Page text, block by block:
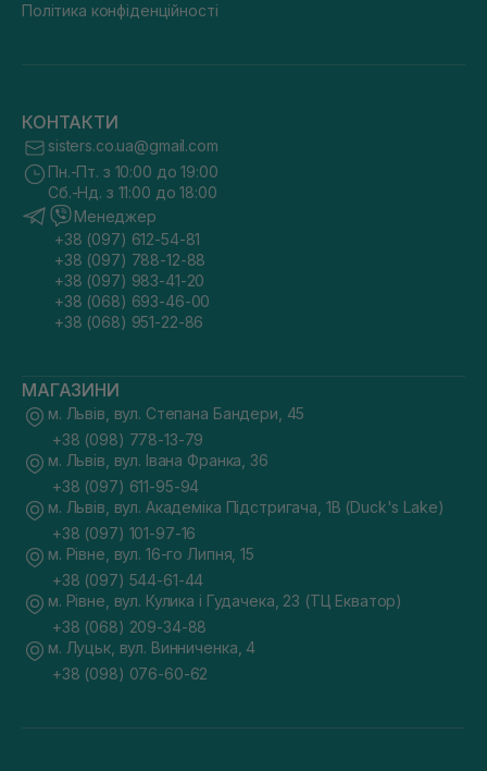
Політика конфіденційності
КОНТАКТИ
sisters.co.ua@gmail.com
Пн.-Пт. з 10:00 до 19:00
Сб.-Нд. з 11:00 до 18:00
Менеджер
+38 (097) 612-54-81
+38 (097) 788-12-88
+38 (097) 983-41-20
+38 (068) 693-46-00
+38 (068) 951-22-86
МАГАЗИНИ
м. Львів, вул. Степана Бандери, 45
+38 (098) 778-13-79
м. Львів, вул. Івана Франка, 36
+38 (097) 611-95-94
м. Львів, вул. Академіка Підстригача, 1В (Duck's Lake)
+38 (097) 101-97-16
м. Рівне, вул. 16-го Липня, 15
+38 (097) 544-61-44
м. Рівне, вул. Кулика і Гудачека, 23 (ТЦ Екватор)
+38 (068) 209-34-88
м. Луцьк, вул. Винниченка, 4
+38 (098) 076-60-62